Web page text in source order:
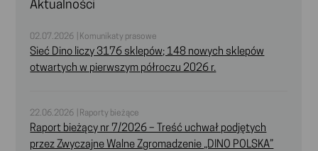
Aktualności
02.07.2026 | Komunikaty prasowe
Sieć Dino liczy 3176 sklepów; 148 nowych sklepów
otwartych w pierwszym półroczu 2026 r.
22.06.2026 | Raporty bieżące
Raport bieżący nr 7/2026 – Treść uchwał podjętych
przez Zwyczajne Walne Zgromadzenie „DINO POLSKA”